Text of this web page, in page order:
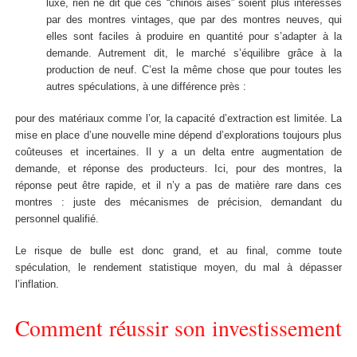
luxe, rien ne dit que ces “chinois aisés” soient plus intéressés
par des montres vintages, que par des montres neuves, qui
elles sont faciles à produire en quantité pour s’adapter à la
demande. Autrement dit, le marché s’équilibre grâce à la
production de neuf. C’est la même chose que pour toutes les
autres spéculations, à une différence près :
pour des matériaux comme l’or, la capacité d’extraction est limitée. La
mise en place d’une nouvelle mine dépend d’explorations toujours plus
coûteuses et incertaines. Il y a un delta entre augmentation de
demande, et réponse des producteurs. Ici, pour des montres, la
réponse peut être rapide, et il n’y a pas de matière rare dans ces
montres : juste des mécanismes de précision, demandant du
personnel qualifié.
Le risque de bulle est donc grand, et au final, comme toute
spéculation, le rendement statistique moyen, du mal à dépasser
l’inflation.
Comment réussir son investissement